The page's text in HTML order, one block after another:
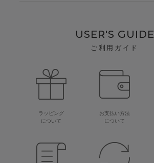
USER'S GUIDE
ご利用ガイド
ラッピング
について
お支払い方法
について